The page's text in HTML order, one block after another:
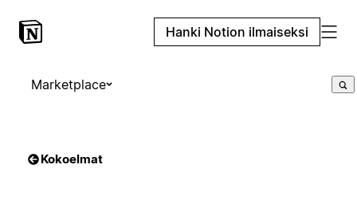
Hanki Notion ilmaiseksi
Marketplace
Kokoelmat